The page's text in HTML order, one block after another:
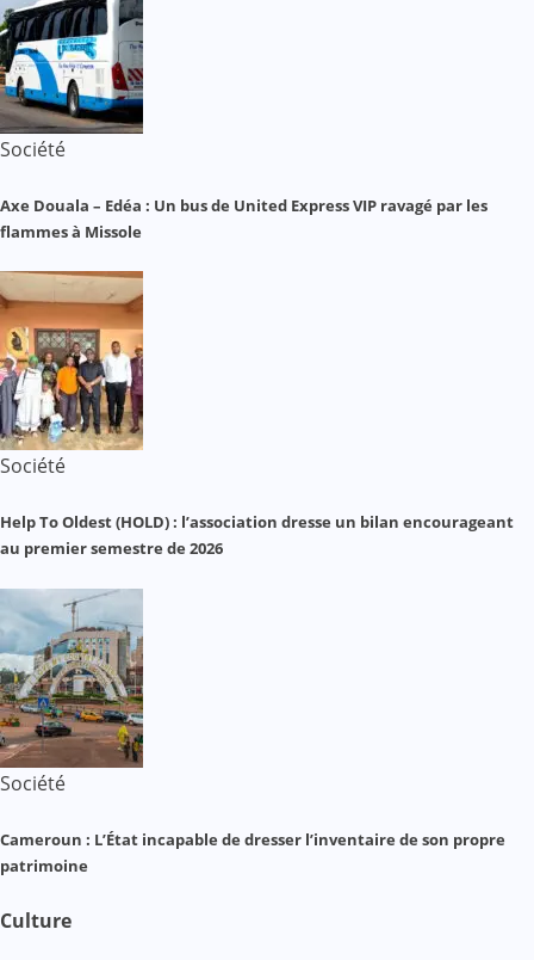
Société
Axe Douala – Edéa : Un bus de United Express VIP ravagé par les
flammes à Missole
Société
Help To Oldest (HOLD) : l’association dresse un bilan encourageant
au premier semestre de 2026
Société
Cameroun : L’État incapable de dresser l’inventaire de son propre
patrimoine
Culture